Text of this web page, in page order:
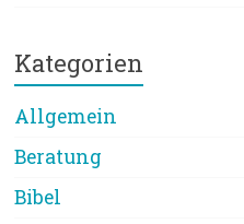
Kategorien
Allgemein
Beratung
Bibel